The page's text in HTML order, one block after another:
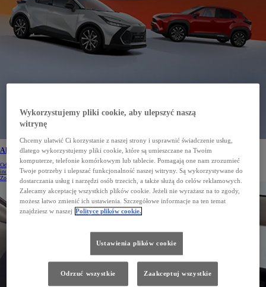
Aktualne promocje i korzyści na samochody Toyota
Odkryj aktualne promocje i korzyści na nowe samochody Toyota. Specjalne oferty dla klientów
indywidualnych czekają. Sprawdź aktualną ofertę.
Zobacz więcej
Wykorzystujemy pliki cookie, aby ulepszyć naszą
witrynę
Chcemy ułatwić Ci korzystanie z naszej strony i usprawnić świadczenie usług,
dlatego wykorzystujemy pliki cookie, które są umieszczane na Twoim
komputerze, telefonie komórkowym lub tablecie. Pomagają one nam zrozumieć
Twoje potrzeby i ulepszać funkcjonalność naszej witryny. Są wykorzystywane do
dostarczania usług i narzędzi osób trzecich, a także służą do celów reklamowych.
Zalecamy akceptację wszystkich plików cookie. Jeżeli nie wyrażasz na to zgody,
możesz łatwo zmienić ich ustawienia. Szczegółowe informacje na ten temat
znajdziesz w naszej Polityce plików cookie.
Ustawienia plików cookie
Odrzuć wszystkie Zaakceptuj wszystkie